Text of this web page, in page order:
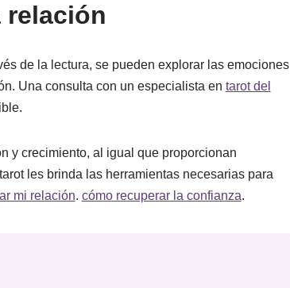
relación
de la lectura, se pueden explorar las emociones
Una consulta con un especialista en tarot del
y crecimiento, al igual que proporcionan
les brinda las herramientas necesarias para
mi relación. cómo recuperar la confianza.